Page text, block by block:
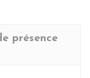
présence